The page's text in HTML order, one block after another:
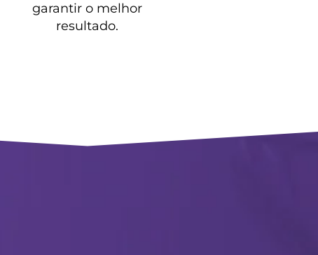
garantir o melhor
resultado.